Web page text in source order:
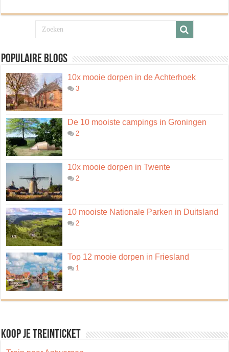
Populaire blogs
10x mooie dorpen in de Achterhoek
3
De 10 mooiste campings in Groningen
2
10x mooie dorpen in Twente
2
10 mooiste Nationale Parken in Duitsland
2
Top 12 mooie dorpen in Friesland
1
Koop je treinticket